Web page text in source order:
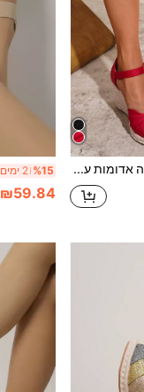
נעלי לייקרה אדומות עם רצועות שתי וערב נוחות, אופנתיות וקז'ואליות, נעלי נופש ארוגות עם חבל קש ופלטפורמה, תלבושות אביב-קיץ %15
₪59.84